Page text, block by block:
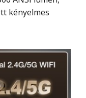
kényelmes